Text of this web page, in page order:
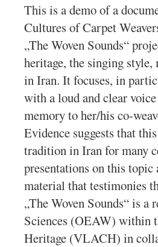
This is a demo of a
Cultures of Carpet
„The Woven Sounds“
heritage, the singing style,
in Iran. It focuses, in
with a loud and clear
memory to her/his co-
Evidence suggests that
tradition in Iran for many
presentations on this
material that testimonies
„The Woven Sounds“ is
Sciences (OEAW) within
Heritage (VLACH) in